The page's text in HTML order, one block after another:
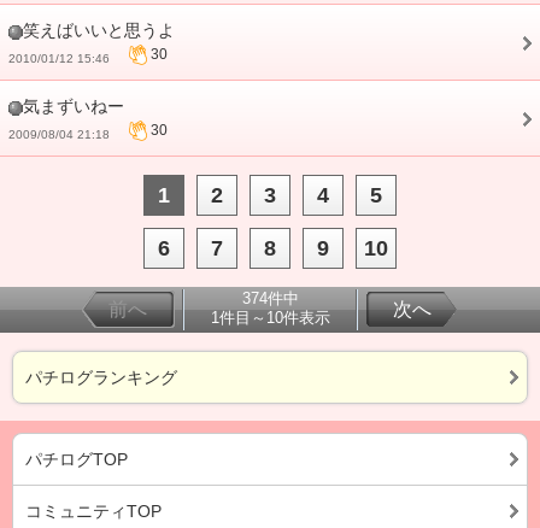
笑えばいいと思うよ
2010/01/12 15:46 30
気まずいねー
2009/08/04 21:18 30
1 2 3 4 5
6 7 8 9 10
前へ
374件中
1件目～10件表示
次へ
パチログランキング
パチログTOP
コミュニティTOP